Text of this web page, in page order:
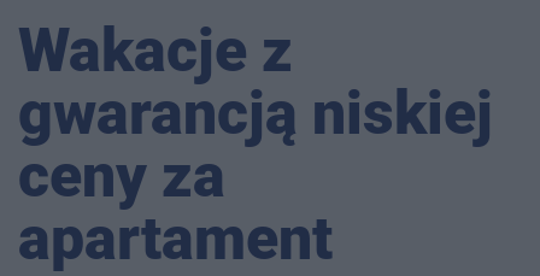
Wakacje z
gwarancją niskiej
ceny za
apartament